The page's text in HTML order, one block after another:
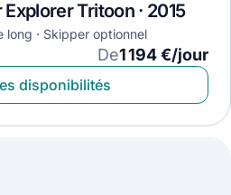
Tritoon · 2015
long Skipper optionnel
De1 194 €/jour
disponibilités